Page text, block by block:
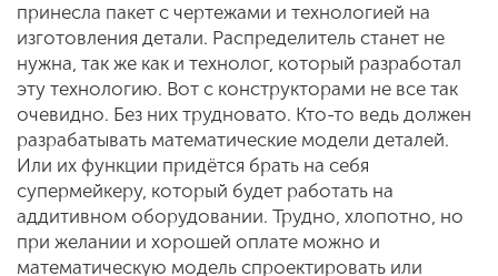
принесла пакет с чертежами и технологией на
изготовления детали. Распределитель станет не
нужна, так же как и технолог, который разработал
эту технологию. Вот с конструкторами не все так
очевидно. Без них трудновато. Кто-то ведь должен
разрабатывать математические модели деталей.
Или их функции придётся брать на себя
супермейкеру, который будет работать на
аддитивном оборудовании. Трудно, хлопотно, но
при желании и хорошей оплате можно и
математическую модель спроектировать или